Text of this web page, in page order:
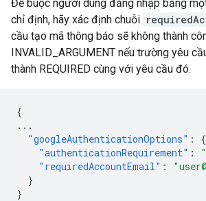
Để buộc người dùng đăng nhập bằng
chỉ định, hãy xác định chuỗi
cầu tạo mã thông báo sẽ không thành
INVALID_ARGUMENT nếu trường yêu
thành REQUIRED cùng với yêu cầu đó.
{
...
"googleAuthenticationOptions" :
{
"authenticationRequirement" :
"requiredAccountEmail" :
}
}